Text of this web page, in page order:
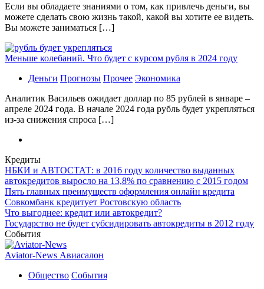
Если вы обладаете знаниями о том, как привлечь деньги, вы
можете сделать свою жизнь такой, какой вы хотите ее видеть.
Вы можете заниматься […]
Меньше колебаний. Что будет с курсом рубля в 2024 году
Деньги Прогнозы Прочее Экономика
Аналитик Васильев ожидает доллар по 85 рублей в январе –
апреле 2024 года. В начале 2024 года рубль будет укрепляться
из-за снижения спроса […]
Кредиты
НБКИ и АВТОСТАТ: в 2016 году количество выданных
автокредитов выросло на 13,8% по сравнению с 2015 годом
Пять главных преимуществ оформления онлайн кредита
Совкомбанк кредитует Ростовскую область
Что выгоднее: кредит или автокредит?
Государство не будет субсидировать автокредиты в 2012 году
События
Aviator-News Авиасалон
Общество События